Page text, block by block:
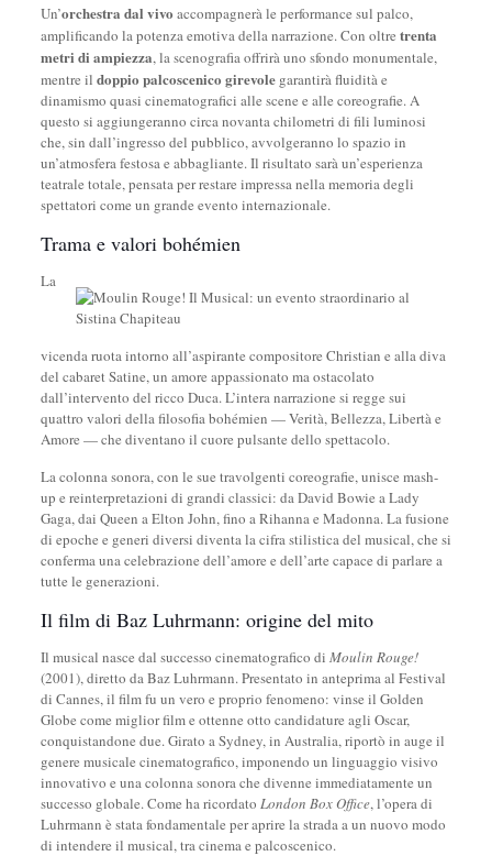
Un’orchestra dal vivo accompagnerà le performance sul palco,
amplificando la potenza emotiva della narrazione. Con oltre trenta
metri di ampiezza, la scenografia offrirà uno sfondo monumentale,
mentre il doppio palcoscenico girevolegarantirà fluidità e
dinamismo quasi cinematografici alle scene e alle coreografie. A
questo si aggiungeranno circa novanta chilometri di fili luminosi
che, sin dall’ingresso del pubblico, avvolgeranno lo spazio in
un’atmosfera festosa e abbagliante. Il risultato sarà un’esperienza
teatrale totale, pensata per restare impressa nella memoria degli
spettatori come un grande evento internazionale.
Trama e valori bohémien
La
vicenda ruota intorno all’aspirante compositore Christian e alla diva
del cabaret Satine, un amore appassionato ma ostacolato
dall’intervento del ricco Duca. L’intera narrazione si regge sui
quattro valori della filosofia bohémien — Verità, Bellezza, Libertà e
Amore — che diventano il cuore pulsante dello spettacolo.
La colonna sonora, con le sue travolgenti coreografie, unisce mash-
up e reinterpretazioni di grandi classici: da David Bowie a Lady
Gaga, dai Queen a Elton John, fino a Rihanna e Madonna. La fusione
di epoche e generi diversi diventa la cifra stilistica del musical, che si
conferma una celebrazione dell’amore e dell’arte capace di parlare a
tutte le generazioni.
Il film di Baz Luhrmann: origine del mito
Il musical nasce dal successo cinematografico di Moulin Rouge!
(2001), diretto da Baz Luhrmann. Presentato in anteprima al Festival
di Cannes, il film fu un vero e proprio fenomeno: vinse il Golden
Globe come miglior film e ottenne otto candidature agli Oscar,
conquistandone due. Girato a Sydney, in Australia, riportò in auge il
genere musicale cinematografico, imponendo un linguaggio visivo
innovativo e una colonna sonora che divenne immediatamente un
successo globale. Come ha ricordato London Box Office, l’opera di
Luhrmann è stata fondamentale per aprire la strada a un nuovo modo
di intendere il musical, tra cinema e palcoscenico.